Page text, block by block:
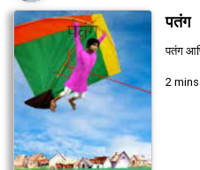
पतंग
पतंग
2